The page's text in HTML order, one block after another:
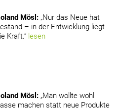
Mösl : „Nur das Neue hat
– in der Entwicklung liegt
Kraft.“ lesen
Mösl : „Man wollte wohl
machen statt neue Produkte